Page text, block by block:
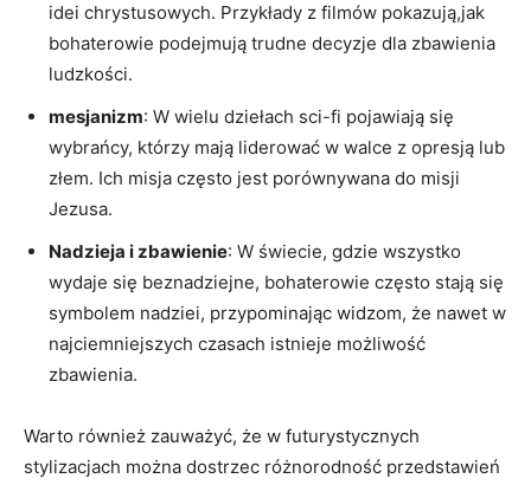
idei chrystusowych. Przykłady z filmów pokazują,jak
bohaterowie podejmują trudne decyzje dla zbawienia
ludzkości.
mesjanizm: W wielu dziełach sci-fi pojawiają się
wybrańcy, którzy mają liderować w walce z opresją lub
złem. Ich misja często jest porównywana do misji
Jezusa.
Nadzieja i zbawienie: W świecie, gdzie wszystko
wydaje się beznadziejne, bohaterowie często stają się
symbolem nadziei, przypominając widzom, że nawet w
najciemniejszych czasach istnieje możliwość
zbawienia.
Warto również zauważyć, że w futurystycznych
stylizacjach można dostrzec różnorodność przedstawień